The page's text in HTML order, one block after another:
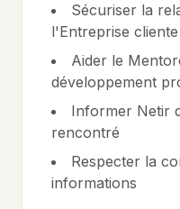
Sécuriser la
l'Entreprise cliente
Aider le
développement
Informer Netir
rencontré
Respecter la
informations